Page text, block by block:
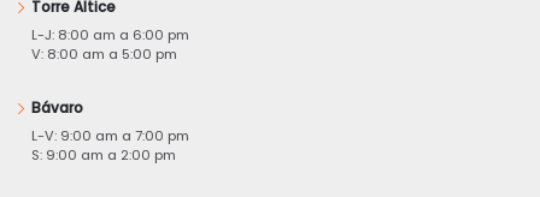
Torre Altice
L-J: 8:00 am a 6:00 pm
V: 8:00 am a 5:00 pm
Bávaro
L-V: 9:00 am a 7:00 pm
S: 9:00 am a 2:00 pm